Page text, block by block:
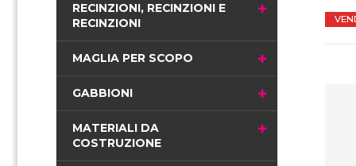
RECINZIONI, RECINZIONI E
RECINZIONI
MAGLIA PER SCOPO
GABBIONI
MATERIALI DA
COSTRUZIONE